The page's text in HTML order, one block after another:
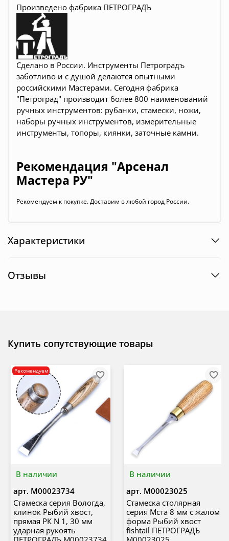
Произведено фабрика ПЕТРОГРАДЪ
Сделано в России. Инструменты Петроградъ
заботливо и с душой делаются опытными
российскими Мастерами. Сегодня фабрика
"Петроград" производит более 800 наименований
ручных инструментов: рубанки, стамески, ножи,
наборы ручных инструментов, измерительные
инструменты, топоры, киянки, заточные камни.
Рекомендация "Арсенал
Мастера РУ"
Рекомендуем к покупке. Доставим в любой город России.
Характеристики
Отзывы
Купить сопутствующие товары
В наличии
Рекомендуем
арт. М00023734
Стамеска серия Вологда,
клинок Рыбий хвост,
прямая РК N 1, 30 мм
ударная рукоять
В наличии
арт. М00023025
Стамеска столярная
серия Мста 8 мм с жалом
форма Рыбий хвост
fishtail ПЕТРОГРАДЪ